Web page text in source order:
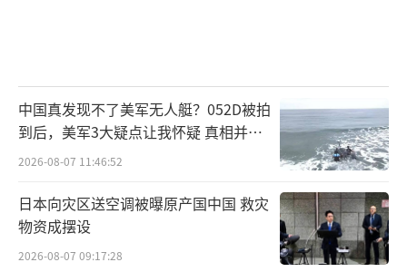
中国真发现不了美军无人艇？052D被拍
到后，美军3大疑点让我怀疑 真相并非
如此
2026-08-07 11:46:52
日本向灾区送空调被曝原产国中国 救灾
物资成摆设
2026-08-07 09:17:28